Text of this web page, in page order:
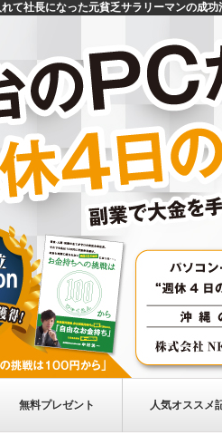
て社長になった元貧乏サラリーマンの成功
無料プレゼント 人気オススメ